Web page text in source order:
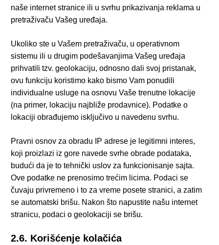
naše internet stranice ili u svrhu prikazivanja reklama u
pretraživaču Vašeg uređaja.
Ukoliko ste u Vašem pretraživaču, u operativnom
sistemu ili u drugim podešavanjima Vašeg uređaja
prihvatili tzv. geolokaciju, odnosno dali svoj pristanak,
ovu funkciju koristimo kako bismo Vam ponudili
individualne usluge na osnovu Vaše trenutne lokacije
(na primer, lokaciju najbliže prodavnice). Podatke o
lokaciji obrađujemo isključivo u navedenu svrhu.
Pravni osnov za obradu IP adrese je legitimni interes,
koji proizlazi iz gore navede svrhe obrade podataka,
budući da je to tehnički uslov za funkcionisanje sajta.
Ove podatke ne prenosimo trećim licima. Podaci se
čuvaju privremeno i to za vreme posete stranici, a zatim
se automatski brišu. Nakon što napustite našu internet
stranicu, podaci o geolokaciji se brišu.
2.6. Korišćenje kolačića